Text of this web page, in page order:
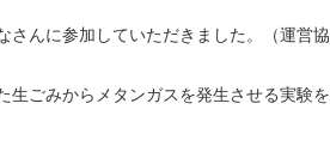
んに参加していただきました。（運営
ごみからメタンガスを発生させる実験を